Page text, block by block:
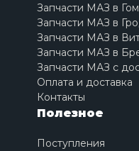
Запчасти МАЗ в
Запчасти МАЗ в
Запчасти МАЗ в
Запчасти МАЗ в
Запчасти МАЗ с
Оплата и доставка
Контакты
Полезное
Поступления